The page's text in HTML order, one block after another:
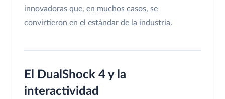
innovadoras que, en muchos casos, se
convirtieron en el estándar de la industria.
El DualShock 4 y la
interactividad